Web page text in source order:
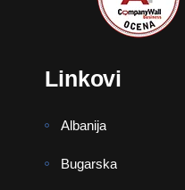
Linkovi
Albanija
Bugarska